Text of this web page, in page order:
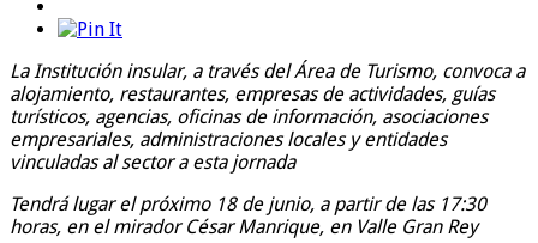
La Institución insular, a través del Área de Turismo, convoca a
alojamiento, restaurantes, empresas de actividades, guías
turísticos, agencias, oficinas de información, asociaciones
empresariales, administraciones locales y entidades
vinculadas al sector a esta jornada
Tendrá lugar el próximo 18 de junio, a partir de las 17:30
horas, en el mirador César Manrique, en Valle Gran Rey